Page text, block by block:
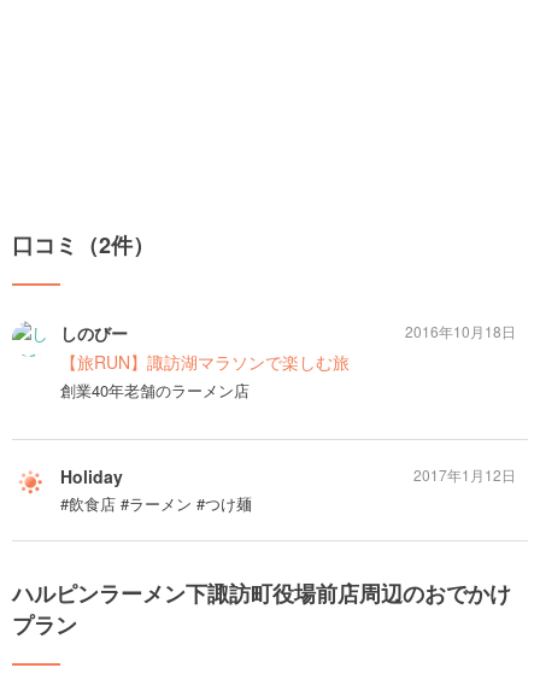
口コミ（2件）
しのびー
【旅RUN】諏訪湖マラソンで楽しむ旅
創業40年老舗のラーメン店
2016年10月18日
Holiday
#飲食店 #ラーメン #つけ麺
2017年1月12日
ハルピンラーメン下諏訪町役場前店周辺のおでかけ
プラン